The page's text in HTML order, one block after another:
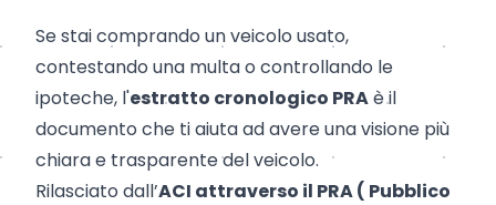
Se stai comprando un veicolo usato,
contestando una multa o controllando le
ipoteche, l'estratto cronologico PRAè il
documento che ti aiuta ad avere una visione più
chiara e trasparente del veicolo.
Rilasciato dall’ACI attraverso il PRA ( Pubblico